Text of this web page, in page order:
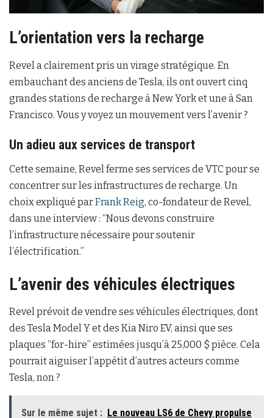
L’orientation vers la recharge
Revel a clairement pris un virage stratégique. En
embauchant des anciens de Tesla, ils ont ouvert cinq
grandes stations de recharge à New York et une à San
Francisco. Vous y voyez un mouvement vers l’avenir ?
Un adieu aux services de transport
Cette semaine, Revel ferme ses services de VTC pour se
concentrer sur les infrastructures de recharge. Un
choix expliqué parFrank Reig, co-fondateur de Revel,
dans une interview : “Nous devons construire
l’infrastructure nécessaire pour soutenir
l’électrification.”
L’avenir des véhicules électriques
Revel prévoit de vendre ses véhicules électriques, dont
des Tesla Model Y et des Kia Niro EV, ainsi que ses
plaques “for-hire” estimées jusqu’à 25,000 $ pièce. Cela
pourrait aiguiser l’appétit d’autres acteurs comme
Tesla, non ?
Sur le même sujet : Le nouveau LS6 de Chevy propulse